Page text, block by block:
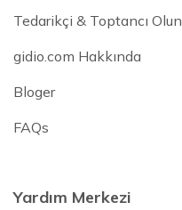
Tedarikçi & Toptancı Olun
gidio.com Hakkında
Bloger
FAQs
Yardım Merkezi